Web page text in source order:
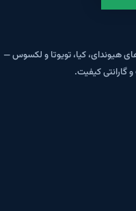
هیوندای، کیا، تویوتا و لکسوس —
گارانتی کیفیت.